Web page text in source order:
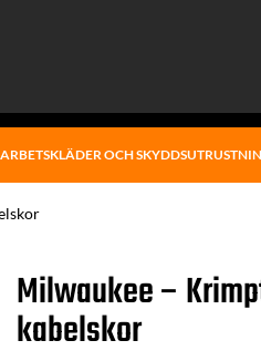
ARBETSKLÄDER OCH
Milwaukee –
kabelskor